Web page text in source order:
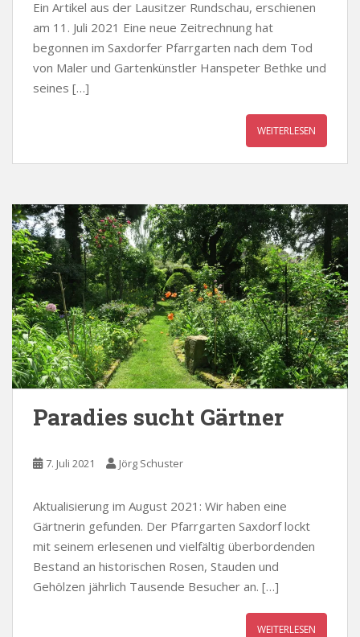
Ein Artikel aus der Lausitzer Rundschau, erschienen
am 11. Juli 2021 Eine neue Zeitrechnung hat
begonnen im Saxdorfer Pfarrgarten nach dem Tod
von Maler und Gartenkünstler Hanspeter Bethke und
seines […]
WEITERLESEN
Paradies sucht Gärtner
7. Juli 2021 Jörg Schuster
Aktualisierung im August 2021: Wir haben eine
Gärtnerin gefunden. Der Pfarrgarten Saxdorf lockt
mit seinem erlesenen und vielfältig überbordenden
Bestand an historischen Rosen, Stauden und
Gehölzen jährlich Tausende Besucher an. […]
WEITERLESEN